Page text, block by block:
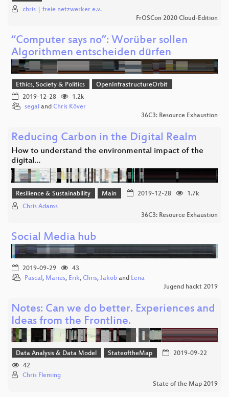
chris | freie netzwerker e.v.
FrOSCon 2020 Cloud-Edition
“Computer says no”: Worüber sollen
Algorithmen entscheiden dürfen
Ethics, Society & Politics
OpenInfrastructureOrbit
2019-12-28
1.2k
segal and Chris Köver
36C3: Resource Exhaustion
Reducing Carbon in the Digital Realm
How to understand the environmental impact of the
digital…
Resilience & Sustainability Main 2019-12-28
1.7k
Chris Adams
36C3: Resource Exhaustion
Social Media hub
2019-09-29
43
Pascal , Marius, Erik, Chris, Jakob and Lena
Jugend hackt 2019
Notes: Can we do better. Experiences and
Ideas from the Frontline.
Data Analysis & Data Model StateoftheMap
2019-09-22
42
Chris Fleming
State of the Map 2019